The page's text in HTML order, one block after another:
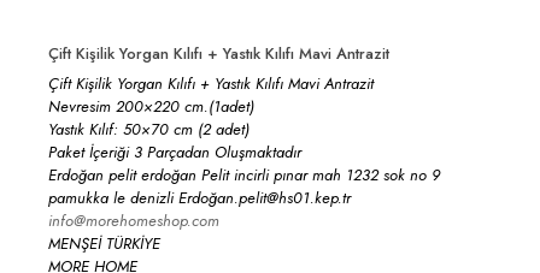
Çift Kişilik Yorgan Kılıfı + Yastık Kılıfı Mavi Antrazit
Çift Kişilik Yorgan Kılıfı + Yastık Kılıfı Mavi Antrazit
Nevresim 200×220 cm.(1adet)
Yastık Kılıf: 50×70 cm (2 adet)
Paket İçeriği 3 Parçadan Oluşmaktadır
Erdoğan pelit erdoğan Pelit incirli pınar mah 1232 sok no 9
pamukka le denizli Erdoğan.pelit@hs01.kep.tr
info@morehomeshop.com
MENŞEİ TÜRKİYE
MORE HOME